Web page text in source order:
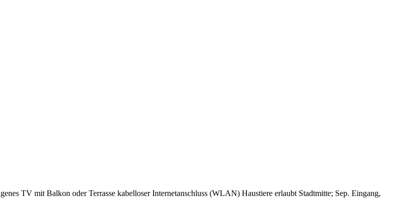
TV mit Balkon oder Terrasse kabelloser Internetanschluss (WLAN) Haustiere erlaubt Stadtmitte; Sep. Eingang,